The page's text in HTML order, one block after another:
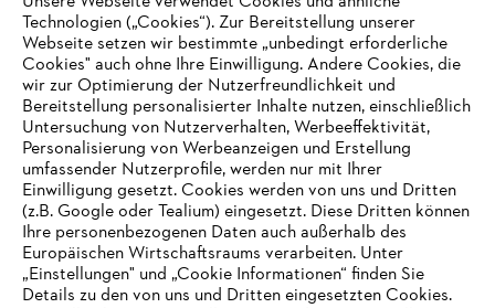
Hinweisgebersystem
Technologien („Cookies“). Zur Bereitstellung unserer
Webseite setzen wir bestimmte „unbedingt erforderliche
Cookies" auch ohne Ihre Einwilligung. Andere Cookies, die
wir zur Optimierung der Nutzerfreundlichkeit und
Bereitstellung personalisierter Inhalte nutzen, einschließlich
Untersuchung von Nutzerverhalten, Werbeeffektivität,
Personalisierung von Werbeanzeigen und Erstellung
umfassender Nutzerprofile, werden nur mit Ihrer
Einwilligung gesetzt. Cookies werden von uns und Dritten
(z.B. Google oder Tealium) eingesetzt. Diese Dritten können
Ihre personenbezogenen Daten auch außerhalb des
Europäischen Wirtschaftsraums verarbeiten. Unter
„Einstellungen" und „Cookie Informationen“ finden Sie
Details zu den von uns und Dritten eingesetzten Cookies.